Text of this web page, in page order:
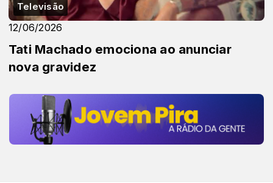
Televisão
12/06/2026
Tati Machado emociona ao anunciar
nova gravidez